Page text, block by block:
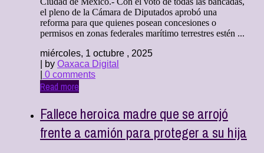
el pleno de la Cámara de Diputados aprobó una
reforma para que quienes posean concesiones o
permisos en zonas federales marítimo terrestres estén ...
miércoles, 1 octubre , 2025
| by Oaxaca Digital
0 comments
Read more
Fallece heroica madre que se arrojó
frente a camión para proteger a su hija